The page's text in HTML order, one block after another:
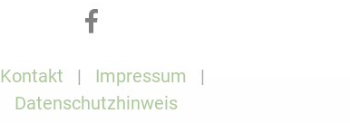
Kontakt
Impressum
Datenschutzhinweis